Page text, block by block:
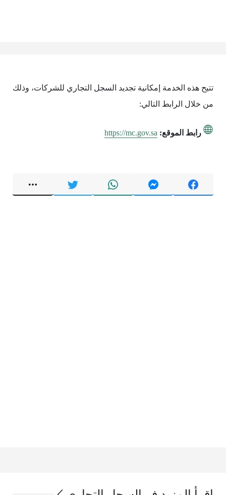
تتيح هذه الخدمة إمكانية تجديد السجل التجاري للشركات، وذلك
من خلال الرابط التالي:
رابط الموقع: https://mc.gov.sa